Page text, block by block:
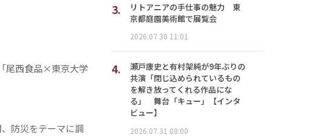
尾西食品×東京大学
防災をテーマに調
3.
リトアニアの手仕事の魅力 東
京都庭園美術館で展覧会
2026.07.30 11:01
4.
瀬戸康史と有村架純が9年ぶりの
共演「閉じ込められているもの
を解き放ってくれる作品にな
る」 舞台「キュー」【インタ
ビュー】
2026.07.31 08:00